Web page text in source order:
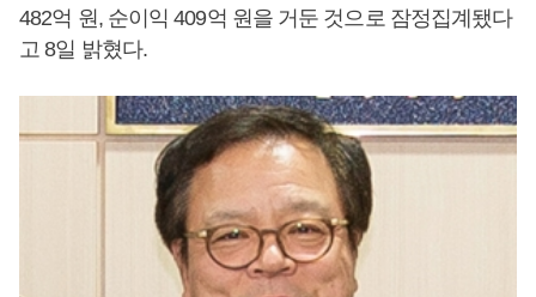
482억 원, 순이익 409억 원을 거둔 것으로 잠정집계됐다
고 8일 밝혔다.